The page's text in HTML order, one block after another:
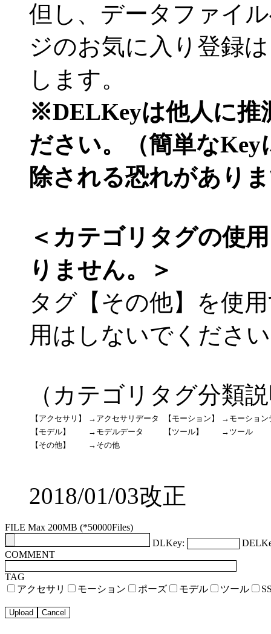
但し、データファイ
ジのお気に入り登録
します。
※DELKeyは他人に推
ださい。（簡単な
除される恐れがあり
＜カテゴリタグの使
りません。＞
タグ【その他】を使
用はしないでくださ
（カテゴリタグ分類
【アクセサリ】 →アクセサリデータ 【モーション】
→モーショ
【モデル】
→モデルデータ 【ツール】
→ツール
【その他】
→その他
2018/01/03改正
FILE Max 200MB (*50000Files)
DLKey:
COMMENT
TAG
アクセサリ
モーション ポーズ モデル ツール